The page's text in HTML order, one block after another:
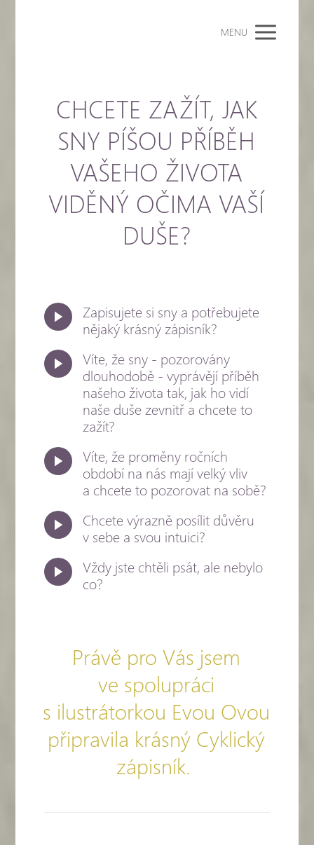
MENU
CHCETE ZAŽÍT, JAK
SNY PÍŠOU PŘÍBĚH
VAŠEHO ŽIVOTA
VIDĚNÝ OČIMA VAŠÍ
DUŠE?
Zapisujete si sny a potřebujete
nějaký krásný zápisník?
Víte, že sny - pozorovány
dlouhodobě - vyprávějí příběh
našeho života tak, jak ho vidí
naše duše zevnitř a chcete to
zažít?
Víte, že proměny ročních
období na nás mají velký vliv
a chcete to pozorovat na sobě?
Chcete výrazně posílit důvěru
v sebe a svou intuici?
Vždy jste chtěli psát, ale nebylo
co?
Právě pro Vás jsem
ve spolupráci
s ilustrátorkou Evou Ovou
připravila krásný Cyklický
zápisník.